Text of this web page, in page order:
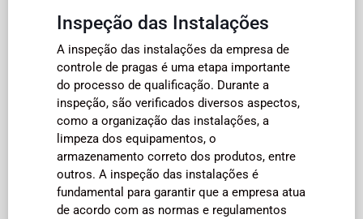
Inspeção das Instalações
A inspeção das instalações da empresa de
controle de pragas é uma etapa importante
do processo de qualificação. Durante a
inspeção, são verificados diversos aspectos,
como a organização das instalações, a
limpeza dos equipamentos, o
armazenamento correto dos produtos, entre
outros. A inspeção das instalações é
fundamental para garantir que a empresa atua
de acordo com as normas e regulamentos